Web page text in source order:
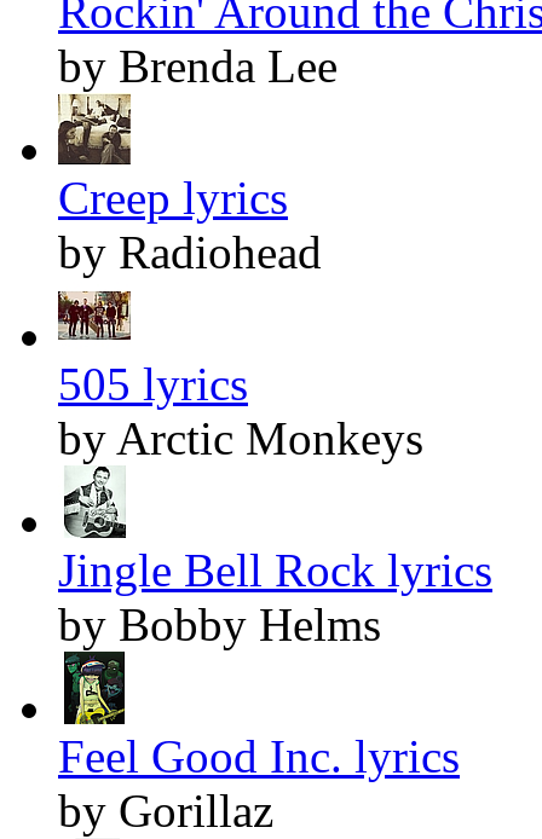
Rockin' Around the
by Brenda Lee
Creep lyrics
by Radiohead
505 lyrics
by Arctic Monkeys
Jingle Bell Rock lyrics
by Bobby Helms
Feel Good Inc. lyrics
by Gorillaz